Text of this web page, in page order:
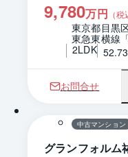
9,780万円 （税
東京都目黒
東急東横線
2LDK
お問合せ
中古マンション
グランフォルム